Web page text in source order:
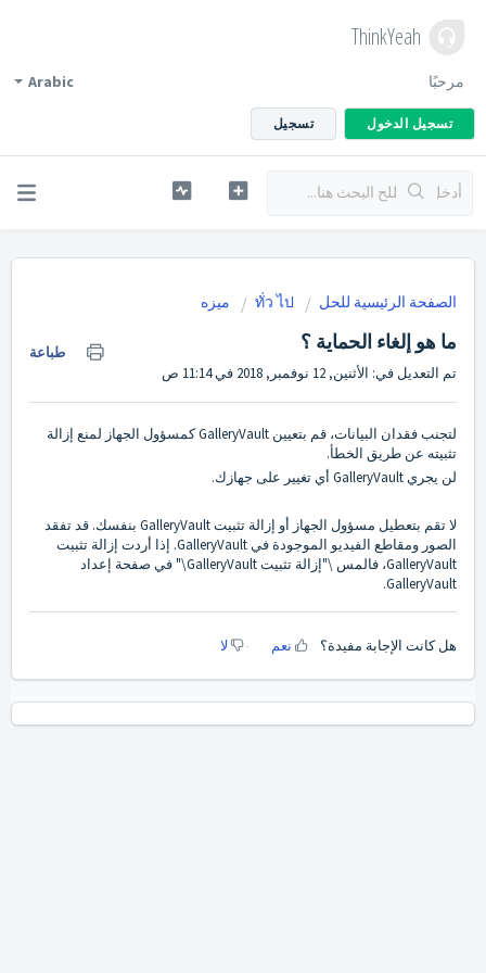
ThinkYeah
Arabic مرحبًا
تسجيل الدخول تسجيل
الصفحة الرئيسية للحل ทั่ว ไป ميزه
ما هو إلغاء الحماية ؟ طباعة
تم التعديل في: الأثنين, 12 نوفمبر, 2018 في 11:14 ص
لتجنب فقدان البيانات، قم بتعيين GalleryVault كمسؤول الجهاز لمنع إزالة
تثبيته عن طريق الخطأ.
لن يجري GalleryVault أي تغيير على جهازك.
لا تقم بتعطيل مسؤول الجهاز أو إزالة تثبيت GalleryVault بنفسك. قد تفقد
الصور ومقاطع الفيديو الموجودة في GalleryVault. إذا أردت إزالة تثبيت
GalleryVault، فالمس \"إزالة تثبيت GalleryVault\" في صفحة إعداد
GalleryVault.
هل كانت الإجابة مفيدة؟ نعم لا